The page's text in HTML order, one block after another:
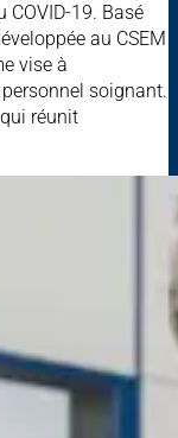
19. Basé
au CSEM
vise à
soignant.
réunit